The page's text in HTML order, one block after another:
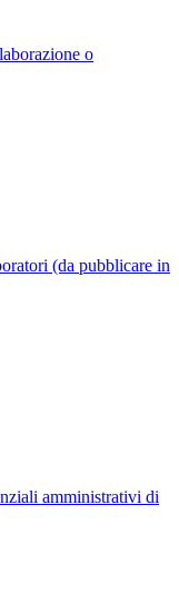
o
(da pubblicare in
amministrativi di